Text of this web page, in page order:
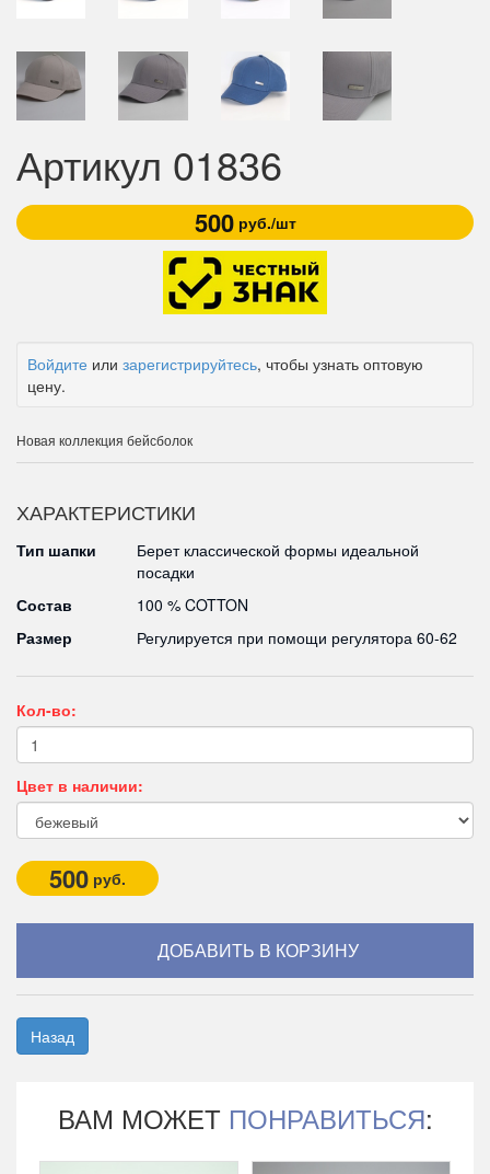
Артикул 01836
500руб./шт
Войдите или зарегистрируйтесь, чтобы узнать оптовую
цену.
Новая коллекция бейсболок
ХАРАКТЕРИСТИКИ
Тип шапки
Берет классической формы идеальной
посадки
Состав
100 % COTTON
Размер
Регулируется при помощи регулятора 60-62
Кол-во:
Цвет в наличии:
500 руб.
Назад
ВАМ МОЖЕТ ПОНРАВИТЬСЯ: